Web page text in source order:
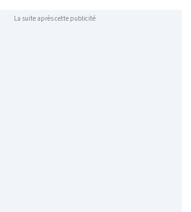
La suite après cette publicité